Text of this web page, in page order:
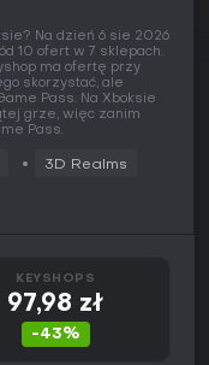
Na dzień 6 sie 2026
10 ofert w 7 sklepach.
ma ofertę przy
skorzystać, ale
Pass. Na Xboksie
grze, więc zanim
Pass.
3D Realms
KEYSHOPS
97,98 zł
-43%